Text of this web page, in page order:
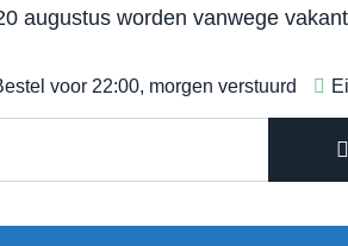
augustus worden vanwege
voor 22:00, morgen verstuurd